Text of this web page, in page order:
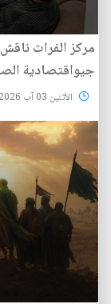
مركز الفرات
جيواقتصادية
الأثنين 03 آب 2026